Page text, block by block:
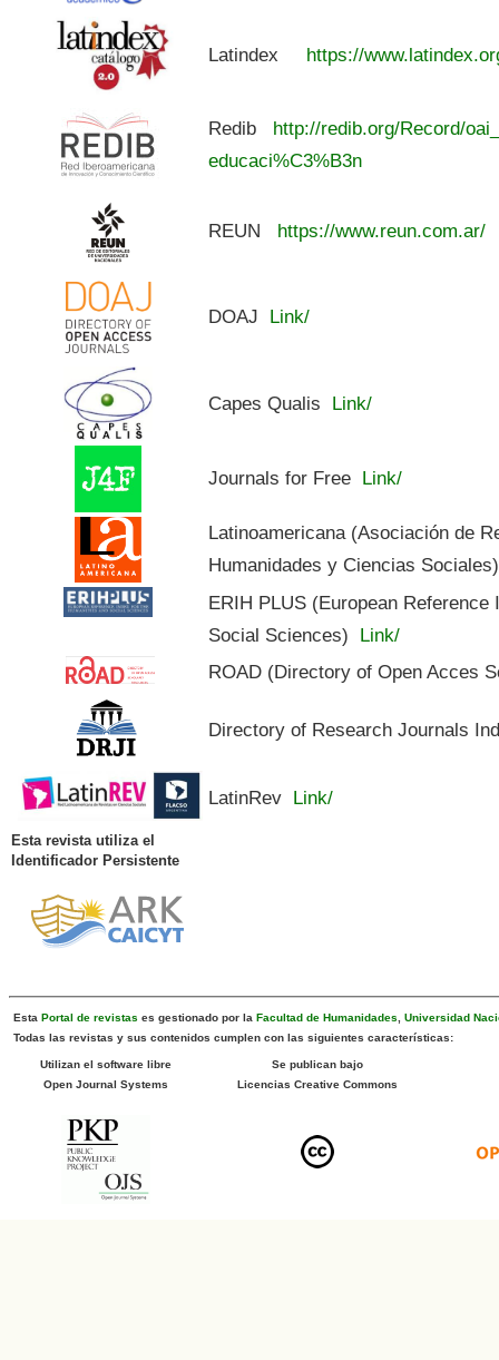
Latindex https://
Redib
http://redib.org/Record/
educaci%C3%B3n
REUN https://www.reun.com.ar/
DOAJ Link/
Capes Qualis Link/
Journals for Free Link/
Latinoamericana (Asociación de
Humanidades y Ciencias Sociales)
ERIH PLUS (European
Social Sciences) Link/
ROAD (Directory of Open Acces
Directory of Research Journals
LatinRev Link/
Esta revista utiliza el
Identificador Persistente
Esta Portal de revistas es gestionado por la Facultad de Humanidades
Universidad
Todas las revistas y sus contenidos cumplen con las siguientes características:
Utilizan el software libre
Open Journal Systems
Se publican bajo
Licencias Creative Commons